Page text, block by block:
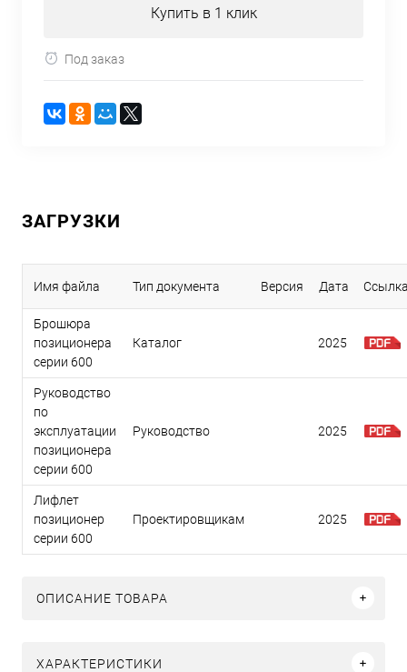
Купить в 1 клик
Под заказ
ЗАГРУЗКИ
Имя файла Тип документа Версия Дата
Брошюра
позиционера
серии 600
Каталог 2025
Руководство
по
эксплуатации
позиционера
серии 600
Руководство 2025
Лифлет
позиционер
серии 600
Проектировщикам 2025
ОПИСАНИЕ ТОВАРА
ХАРАКТЕРИСТИКИ